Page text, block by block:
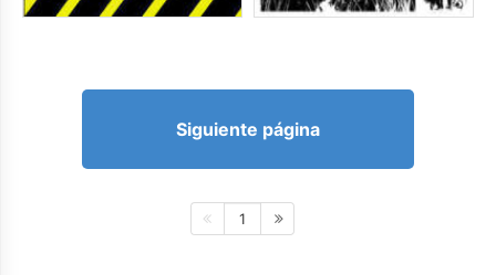
Siguiente página
1